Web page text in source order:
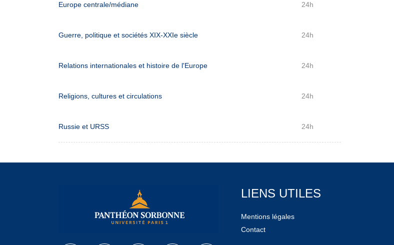
Europe centrale/médiane 24h
Guerre, politique et sociétés XIX-XXIe siècle 24h
Relations internationales et histoire de l'Europe 24h
Religions, cultures et circulations 24h
Russie et URSS 24h
LIENS UTILES
Mentions légales
Contact